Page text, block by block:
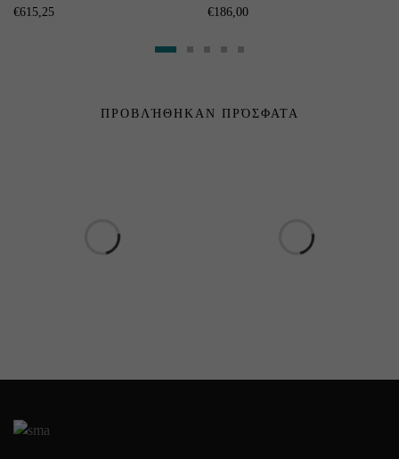
(Cuatro-SM20)
€615,25 €186,00
ΠΡΟΒΛΉΘΗΚΑΝ ΠΡΌΣΦΑΤΑ